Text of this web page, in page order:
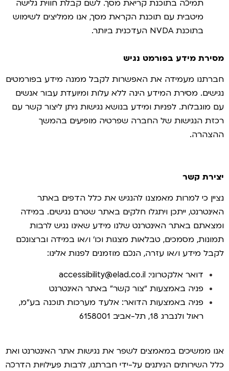
תמיכה בתוכנת קריאת מסך. לשם קבלת חווית גלישה
מיטבית עם תוכנת הקראת מסך, אנו ממליצים לשימוש
בתוכנת NVDA העדכנית ביותר.
מסירת מידע בפורמט נגיש
חברתנו מעמידה את האפשרות לקבל ממנה מידע בפורמטים
נגישים. מסירת המידע הינה ללא עלות ומיועדת עבור אנשים
עם מוגבלות. לפניות ומידע בנושא נגישות ניתן ליצור קשר עם
רכזת הנגישות של החברה שפרטיה מופיעים בהמשך
ההצהרה.
יצירת קשר
נציין כי למרות מאמצנו להנגיש את כלל הדפים באתר
האינטרנט, ייתכן ויתגלו חלקים באתר שטרם נגישים. במידה
ומצאתם באתר האינטרנט שלנו מידע שאינו נגיש לרבות
תמונות, מסמכים, טבלאות מצגות וכו’ ו/או במידה וברצונכם
לקבל מידע ו/או עזרה, הנכם מוזמנים לפנות אלינו:
דואר אלקטרוני: accessibility@elad.co.il
פניה באמצעות “צור קשר” באתר האינטרנט
פניה באמצעות הדואר: אלעד מערכות תוכנה בע”מ,
ראול ולנברג 18, תל-אביב 6158001
אנו ממשיכים במאמצים לשפר את נגישות אתר האינטרנט ואת
כלל השירותים הניתנים על-ידי חברתנו, לרבות פעילויות הדרכה